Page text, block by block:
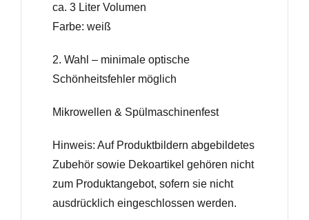
ca. 3 Liter Volumen
Farbe: weiß
2. Wahl – minimale optische
Schönheitsfehler möglich
Mikrowellen & Spülmaschinenfest
Hinweis: Auf Produktbildern abgebildetes
Zubehör sowie Dekoartikel gehören nicht
zum Produktangebot, sofern sie nicht
ausdrücklich eingeschlossen werden.